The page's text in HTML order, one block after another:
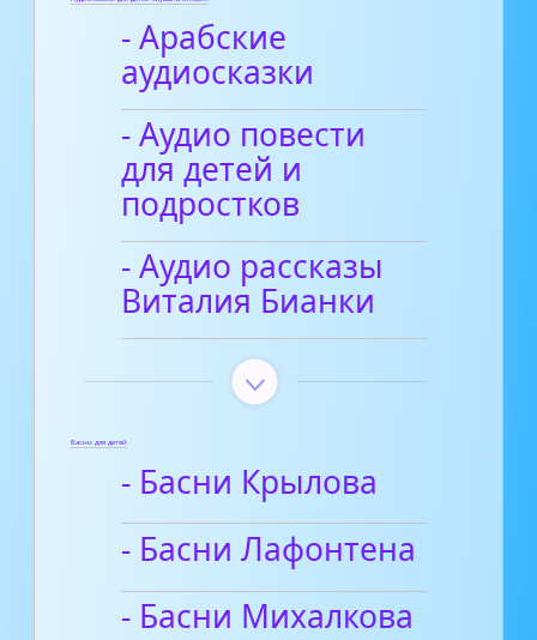
- Арабские
аудиосказки
- Аудио повести
для детей и
подростков
- Аудио рассказы
Виталия Бианки
Басни для детей
- Басни Крылова
- Басни Лафонтена
- Басни Михалкова